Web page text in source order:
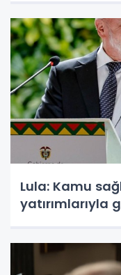
Lula: Kamu
yatırımlarıyla